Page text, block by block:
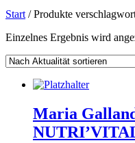
Start / Produkte
Einzelnes Ergebnis wird
Maria